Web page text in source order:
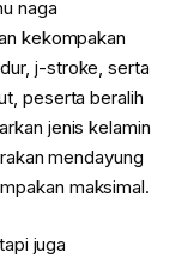
naga
kekompakan
j-stroke, serta
peserta beralih
jenis kelamin
mendayung
maksimal.
juga